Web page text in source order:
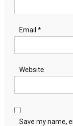
Email *
Website
Save my name,